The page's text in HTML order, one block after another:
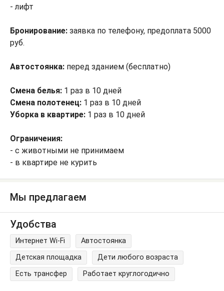
- лифт
Бронирование: заявка по телефону, предоплата 5000
руб.
Автостоянка: перед зданием (бесплатно)
Смена белья: 1 раз в 10 дней
Смена полотенец: 1 раз в 10 дней
Уборка в квартире: 1 раз в 10 дней
Ограничения:
- с животными не принимаем
- в квартире не курить
Мы предлагаем
Удобства
Интернет Wi-Fi
Автостоянка
Детская площадка
Дети любого возраста
Есть трансфер
Работает круглогодично